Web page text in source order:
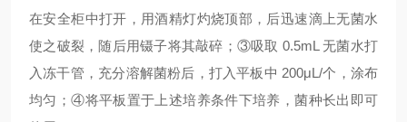
在安全柜中打开，用酒精灯灼烧顶部，后迅速滴上无菌水
使之破裂，随后用镊子将其敲碎；③吸取 0.5mL 无菌水打
入冻干管，充分溶解菌粉后，打入平板中 200μL/个，涂布
均匀；④将平板置于上述培养条件下培养，菌种长出即可